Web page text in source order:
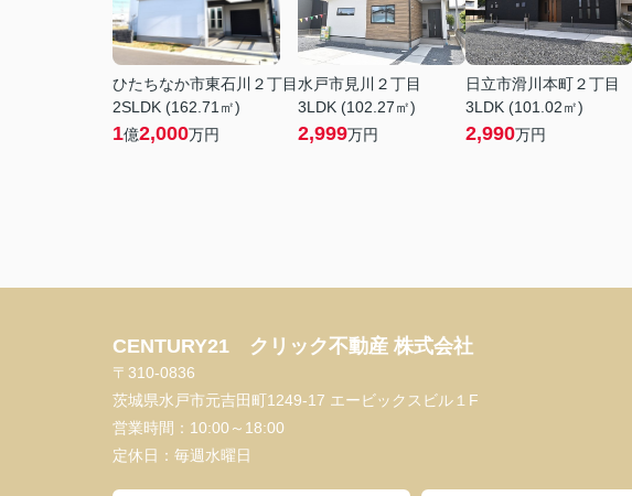
ひたちなか市東石川２丁目
2SLDK (162.71㎡)
1億2,000万円
水戸市見川２丁目
3LDK (102.27㎡)
2,999万円
日立市滑川本町２丁目
3LDK (101.02㎡)
2,990万円
CENTURY21 クリック不動産 株式会社
〒310-0836
茨城県水戸市元吉田町1249-17 エービックスビル１F
営業時間： 10:00～18:00
定休日： 毎週水曜日